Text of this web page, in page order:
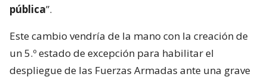
pública”.
Este cambio vendría de la mano con la creación de
un 5.º estado de excepción para habilitar el
despliegue de las Fuerzas Armadas ante una grave